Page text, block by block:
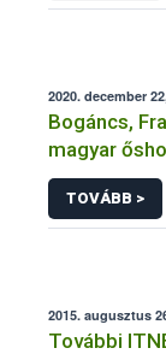
2020. december
Bogáncs,
magyar
TOVÁBB >
2015. augusztus
További